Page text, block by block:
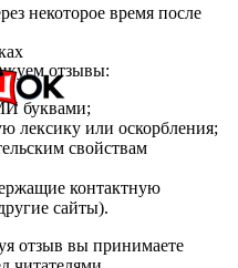
некоторое время после
отзывы:
буквами;
лексику или оскорбления;
свойствам
контактную
сайты).
отзыв вы принимаете